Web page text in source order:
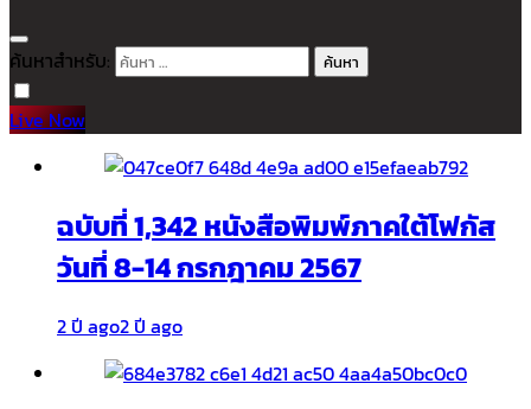
ค้นหาสำหรับ:
Live Now
ฉบับที่ 1,342 หนังสือพิมพ์ภาคใต้โฟกัส
วันที่ 8-14 กรกฎาคม 2567
2 ปี ago2 ปี ago